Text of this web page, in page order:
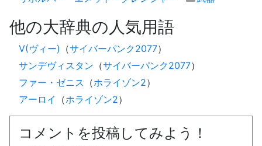
他の大辞典の人気用語
V(ヴィー) （サイバーパンク2077）
サンデヴィスタン （サイバーパンク2077）
ファー・ゼニス （ホライゾン2）
アーロイ
（ホライゾン2）
コメントを投稿してみよう！